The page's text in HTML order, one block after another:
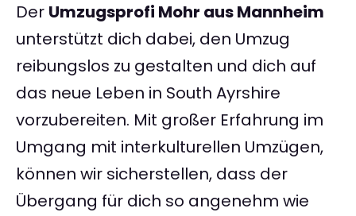
Der Umzugsprofi Mohr aus Mannheim
unterstützt dich dabei, den Umzug
reibungslos zu gestalten und dich auf
das neue Leben in South Ayrshire
vorzubereiten. Mit großer Erfahrung im
Umgang mit interkulturellen Umzügen,
können wir sicherstellen, dass der
Übergang für dich so angenehm wie